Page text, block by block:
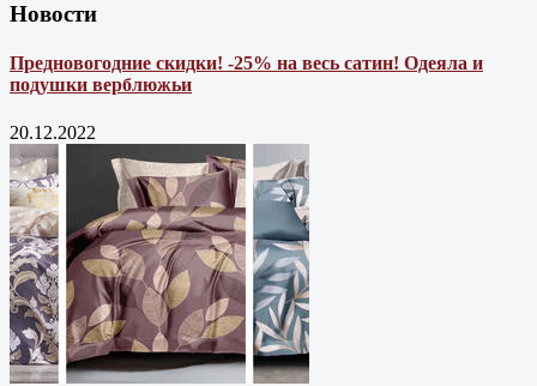
Новости
Предновогодние скидки! -25% на весь сатин! Одеяла и
подушки верблюжьи
20.12.2022